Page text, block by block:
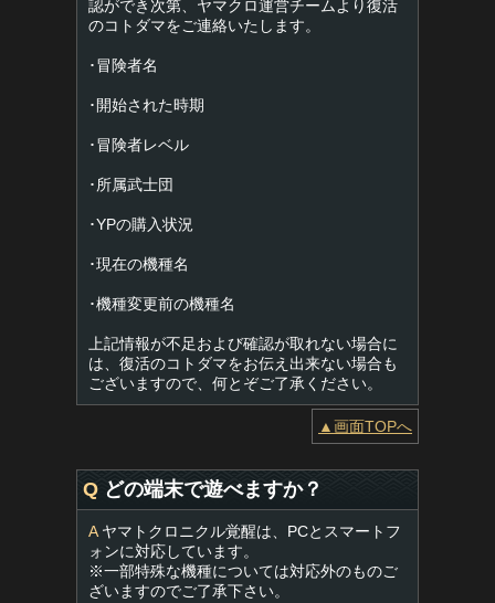
認ができ次第、ヤマクロ運営チームより復活
のコトダマをご連絡いたします。
･冒険者名
･開始された時期
･冒険者レベル
･所属武士団
･YPの購入状況
･現在の機種名
･機種変更前の機種名
上記情報が不足および確認が取れない場合に
は、復活のコトダマをお伝え出来ない場合も
ございますので、何とぞご了承ください。
▲画面TOPへ
Q どの端末で遊べますか？
Aヤマトクロニクル覚醒は、PCとスマートフ
ォンに対応しています。
※一部特殊な機種については対応外のものご
ざいますのでご了承下さい。